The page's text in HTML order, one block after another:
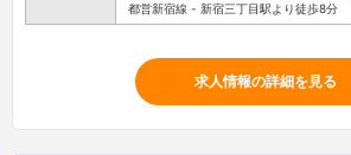
都営新宿線 - 新宿三丁目駅より徒歩8分
求人情報の詳細を見る